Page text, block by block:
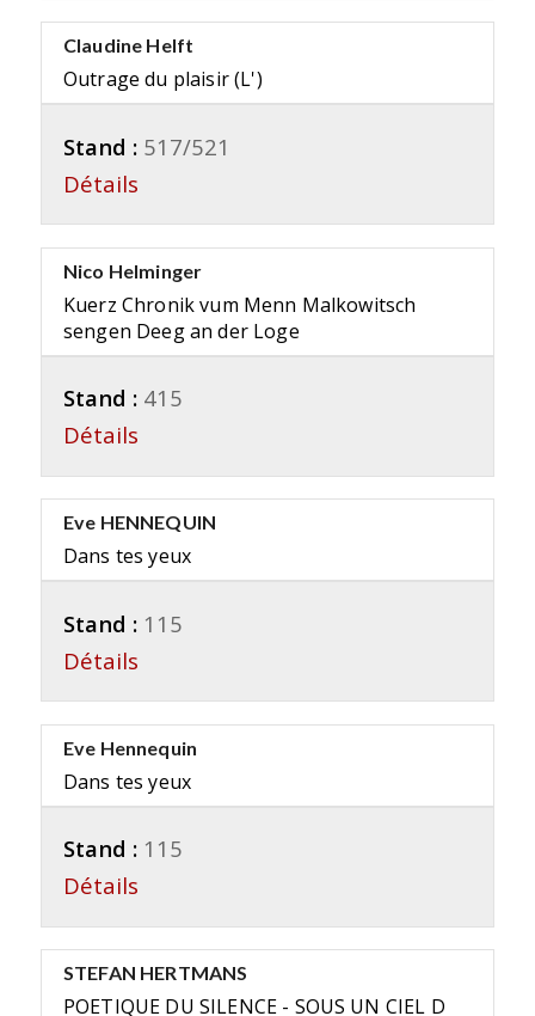
Claudine Helft
Outrage du plaisir (L')
Stand : 517/521
Détails
Nico Helminger
Kuerz Chronik vum Menn Malkowitsch
sengen Deeg an der Loge
Stand : 415
Détails
Eve HENNEQUIN
Dans tes yeux
Stand : 115
Détails
Eve Hennequin
Dans tes yeux
Stand : 115
Détails
STEFAN HERTMANS
POETIQUE DU SILENCE - SOUS UN CIEL D